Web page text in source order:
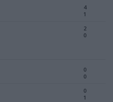
4
1
2
0
0
0
0
1